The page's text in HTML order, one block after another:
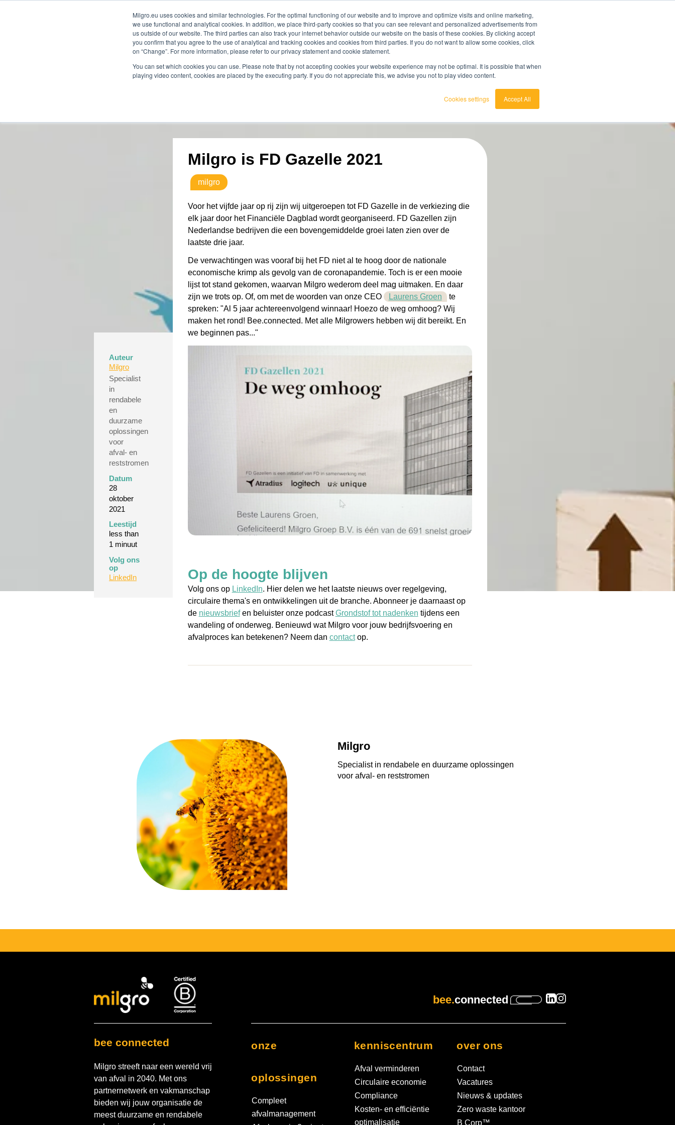
Milgro.eu uses cookies and similar technologies. For the optimal functioning of our website and to improve and optimize visits and online marketing,
we use functional and analytical cookies. In addition, we place third-party cookies so that you can see relevant and personalized advertisements from
us outside of our website. The third parties can also track your internet behavior outside our website on the basis of these cookies. By clicking accept
you confirm that you agree to the use of analytical and tracking cookies and cookies from third parties. If you do not want to allow some cookies, click
on “Change”. For more information, please refer to our privacy statement and cookie statement.
You can set which cookies you can use. Please note that by not accepting cookies your website experience may not be optimal. It is possible that when
playing video content, cookies are placed by the executing party. If you do not appreciate this, we advise you not to play video content.
Cookies settings Accept All
onze oplossingen voor wie kenniscentrum werken bij over ons
maak kennis probeer nu7 dagen gratis
Auteur
Milgro
Specialist
in
rendabele
en
duurzame
oplossingen
voor
afval- en
reststromen
Datum
28
oktober
2021
Leestijd
less than
1 minuut
Volg ons
op
LinkedIn
Milgro is FD Gazelle 2021
milgro
Voor het vijfde jaar op rij zijn wij uitgeroepen tot FD Gazelle in de verkiezing die
elk jaar door het Financiële Dagblad wordt georganiseerd. FD Gazellen zijn
Nederlandse bedrijven die een bovengemiddelde groei laten zien over de
laatste drie jaar.
De verwachtingen was vooraf bij het FD niet al te hoog door de nationale
economische krimp als gevolg van de coronapandemie. Toch is er een mooie
lijst tot stand gekomen, waarvan Milgro wederom deel mag uitmaken. En daar
zijn we trots op. Of, om met de woorden van onze CEO
Laurens Groen
te
spreken: "Al 5 jaar achtereenvolgend winnaar! Hoezo de weg omhoog? Wij
maken het rond! Bee.connected. Met alle Milgrowers hebben wij dit bereikt. En
we beginnen pas..."
Op de hoogte blijven
Volg ons op LinkedIn. Hier delen we het laatste nieuws over regelgeving,
circulaire thema's en ontwikkelingen uit de branche. Abonneer je daarnaast op
de nieuwsbriefen beluister onze podcastGrondstof tot nadenken tijdens een
wandeling of onderweg. Benieuwd wat Milgro voor jouw bedrijfsvoering en
afvalproces kan betekenen? Neem dan contactop.
Milgro
Specialist in rendabele en duurzame oplossingen
voor afval- en reststromen
bee.connected
bee connected
Milgro streeft naar een wereld vrij
van afval in 2040. Met ons
partnernetwerk en vakmanschap
bieden wij jouw organisatie de
meest duurzame en rendabele
onze
oplossingen
Compleet
afvalmanagement
kenniscentrum
Afval verminderen
Circulaire economie
Compliance
Kosten- en efficiëntie
optimalisatie
over ons
Contact
Vacatures
Nieuws & updates
Zero waste kantoor
B Corp™